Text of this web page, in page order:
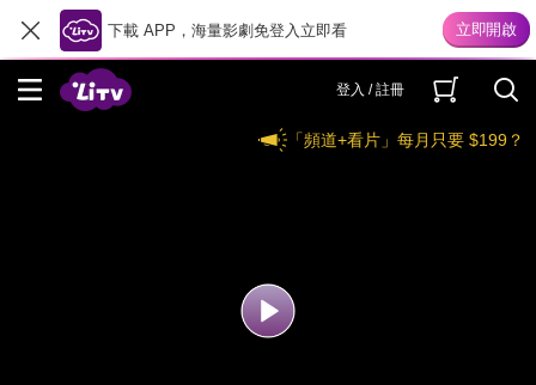
下載 APP，海量影劇免登入立即看
登入 / 註冊
「頻道+看片」每月只要 $199？